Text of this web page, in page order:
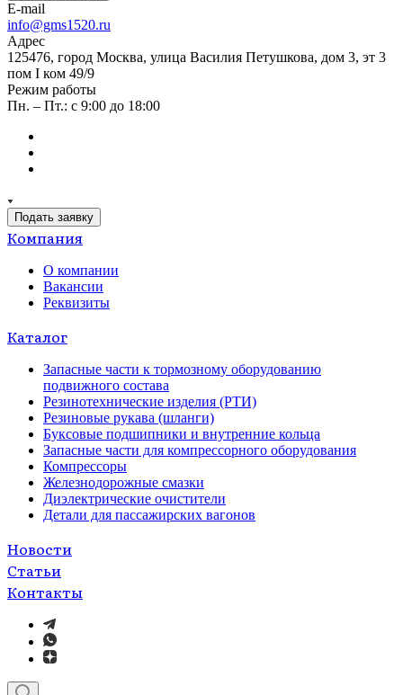
E-mail
info@gms1520.ru
Адрес
125476, город Москва, улица Василия Петушкова, дом 3, эт 3
пом I ком 49/9
Режим работы
Пн. – Пт.: с 9:00 до 18:00
Подать заявку
Компания
О компании
Вакансии
Реквизиты
Каталог
Запасные части к тормозному оборудованию
подвижного состава
Резинотехнические изделия (РТИ)
Резиновые рукава (шланги)
Буксовые подшипники и внутренние кольца
Запасные части для компрессорного оборудования
Компрессоры
Железнодорожные смазки
Диэлектрические очистители
Детали для пассажирских вагонов
Новости
Статьи
Контакты